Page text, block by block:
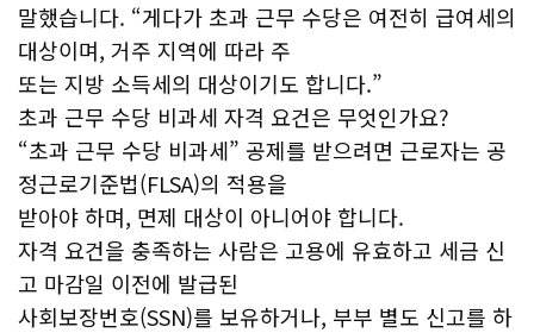
말했습니다. “게다가 초과 근무 수당은 여전히 급여세의
대상이며, 거주 지역에 따라 주
또는 지방 소득세의 대상이기도 합니다.”
초과 근무 수당 비과세 자격 요건은 무엇인가요?
“초과 근무 수당 비과세” 공제를 받으려면 근로자는 공
정근로기준법(FLSA)의 적용을
받아야 하며, 면제 대상이 아니어야 합니다.
자격 요건을 충족하는 사람은 고용에 유효하고 세금 신
고 마감일 이전에 발급된
사회보장번호(SSN)를 보유하거나, 부부 별도 신고를 하